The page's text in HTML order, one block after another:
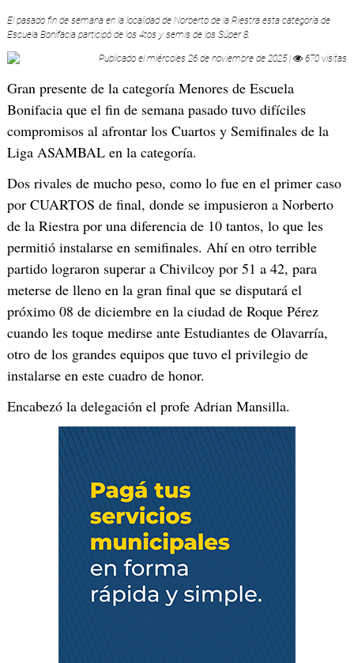
El pasado fin de semana en la localidad de Norberto de la Riestra esta categoría de
Escuela Bonifacia participó de los 4tos y semis de los Súper 8.
Publicado elmiércoles 26 de noviembre de 2025| 670 visitas
Gran presente de la categoría Menores de Escuela
Bonifacia que el fin de semana pasado tuvo difíciles
compromisos al afrontar los Cuartos y Semifinales de la
Liga ASAMBAL en la categoría.
Dos rivales de mucho peso, como lo fue en el primer caso
por CUARTOS de final, donde se impusieron a Norberto
de la Riestra por una diferencia de 10 tantos, lo que les
permitió instalarse en semifinales. Ahí en otro terrible
partido lograron superar a Chivilcoy por 51 a 42, para
meterse de lleno en la gran final que se disputará el
próximo 08 de diciembre en la ciudad de Roque Pérez
cuando les toque medirse ante Estudiantes de Olavarría,
otro de los grandes equipos que tuvo el privilegio de
instalarse en este cuadro de honor.
Encabezó la delegación el profe Adrian Mansilla.